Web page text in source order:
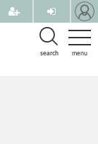
menu
search